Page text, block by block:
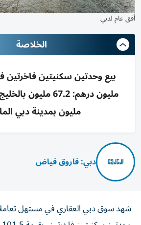
أفق عام لدبي
الخلاصة
مليون بمدينة دبي
دبي: فاروق فياض
شهد سوق دبي العقاري في مستهل